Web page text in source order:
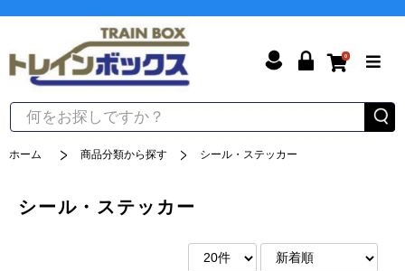
0
ホーム 商品分類から探す シール・ステッカー
シール・ステッカー